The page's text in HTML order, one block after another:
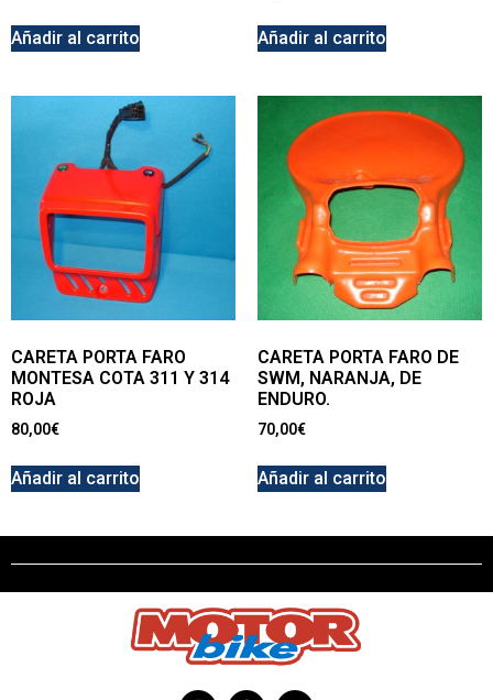
Añadir al carrito Añadir al carrito
CARETA PORTA FARO
MONTESA COTA 311 Y 314
ROJA
80,00€
Añadir al carrito
CARETA PORTA FARO DE
SWM, NARANJA, DE
ENDURO.
70,00€
Añadir al carrito